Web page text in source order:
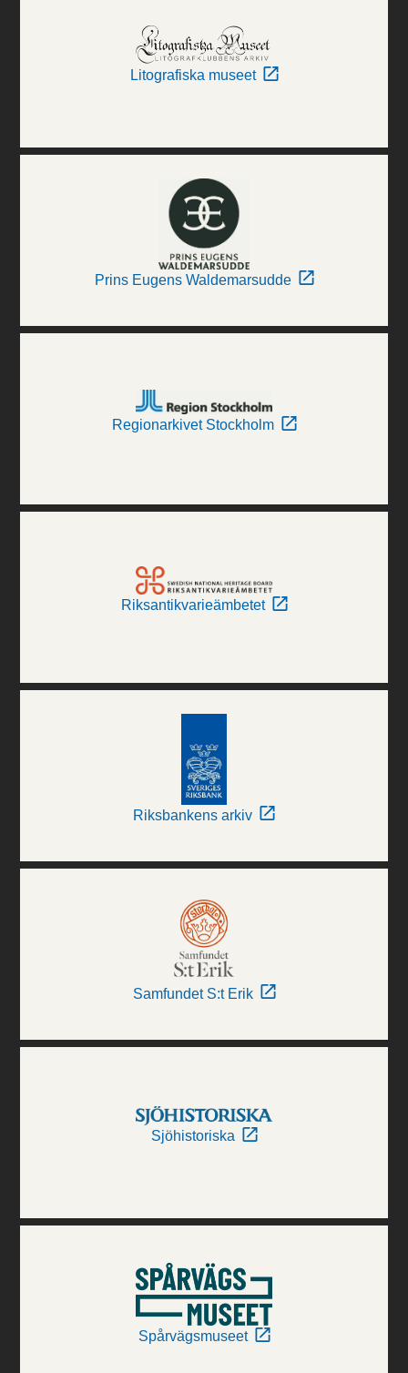
Litografiska museet
Prins Eugens Waldemarsudde
Regionarkivet Stockholm
Riksantikvarieämbetet
Riksbankens arkiv
Samfundet S:t Erik
Sjöhistoriska
Spårvägsmuseet